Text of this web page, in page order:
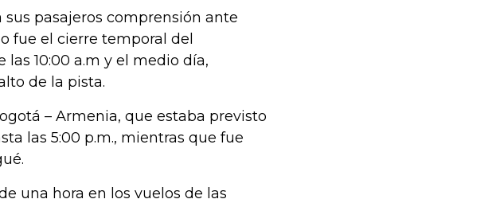
pasajeros comprensión ante
fue el cierre temporal del
10:00 a.m y el medio día,
de la pista.
– Armenia, que estaba previsto
las 5:00 p.m., mientras que fue
una hora en los vuelos de las